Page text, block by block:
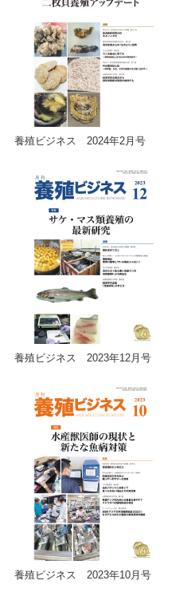
養殖ビジネス 2024年2月号
養殖ビジネス 2023年12月号
養殖ビジネス 2023年10月号